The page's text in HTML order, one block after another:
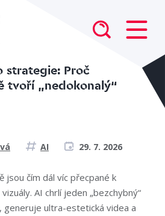
strategie: Proč
tvoří „nedokonalý“
AI 29. 7. 2026
jsou čím dál víc přecpané k
AI chrlí jeden „bezchybný“
generuje ultra-estetická videa a